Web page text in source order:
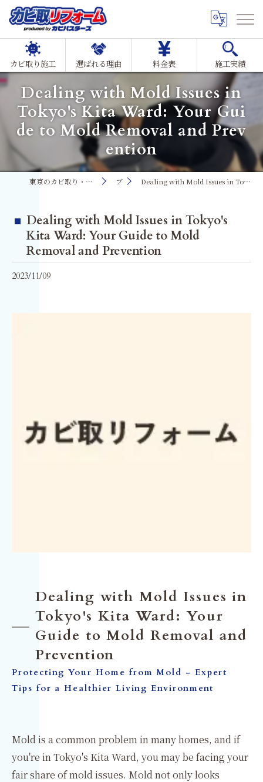
カビ取り施工 選ばれる理由 料金表 施工実績
Dealing with Mold Issues in
Tokyo's Kita Ward: Your Gui
de to Mold Removal and Prev
ention
東京のカビ取り・カビ対策ならMIST工法®カビ取リフォーム ブログ Dealing with Mold Issues in Tokyo's Kita Ward: Your Guide to Mold Removal and Prevention
Dealing with Mold Issues in Tokyo's
Kita Ward: Your Guide to Mold
Removal and Prevention
2023/11/09
Dealing with Mold Issues in
Tokyo's Kita Ward: Your
Guide to Mold Removal and
Prevention
Protecting Your Home from Mold - Expert
Tips for a Healthier Living Environment
Mold is a common problem in many homes, and if
you're in Tokyo's Kita Ward, you may be facing your
fair share of mold issues. Mold not only looks